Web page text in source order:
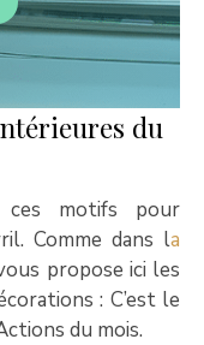
du
ces motifs pour
Comme dans la
propose ici les
: C’est le
du mois.